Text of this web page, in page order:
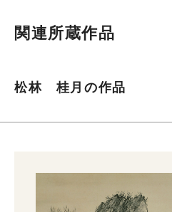
関連所蔵作品
松林 桂月の作品